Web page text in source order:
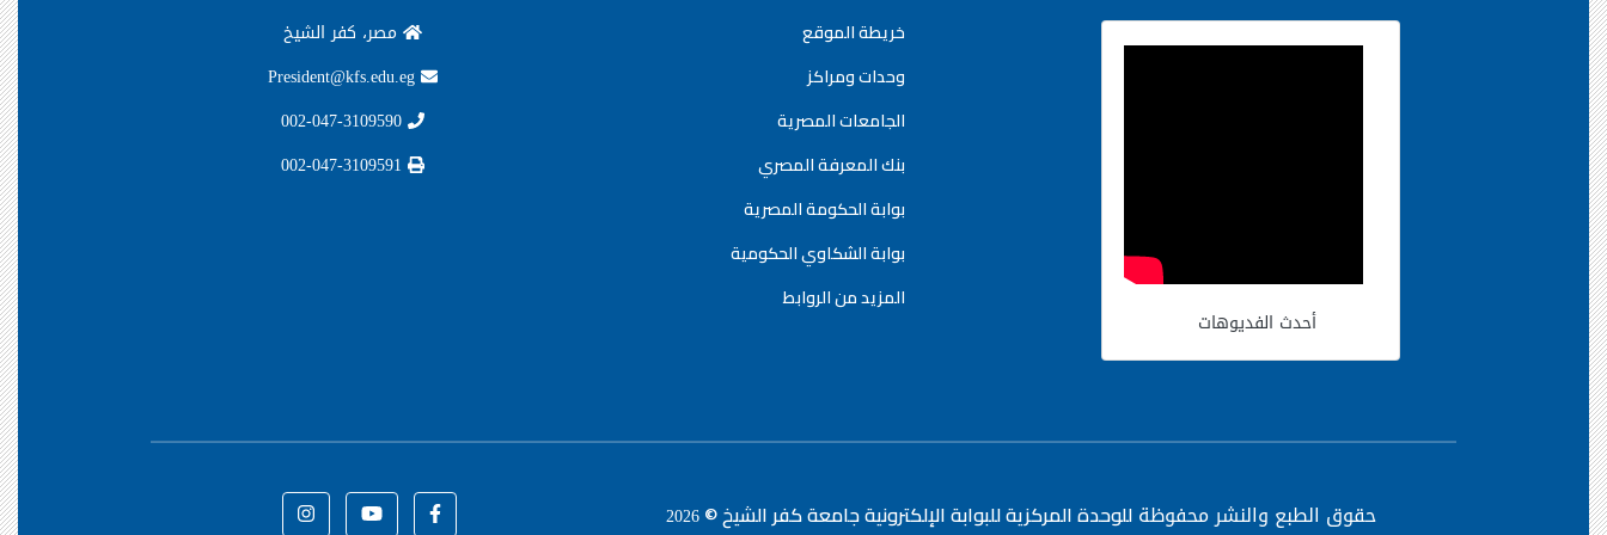
أحدث الفديوهات
خريطة الموقع
وحدات ومراكز
الجامعات المصرية
بنك المعرفة المصري
بوابة الحكومة المصرية
بوابة الشكاوي الحكومية
المزيد من الروابط
مصر، كفر الشيخ
حقوق الطبع والنشر محفوظةللوحدة المركزية للبوابة الإلكترونية جامعة كفر الشيخ ©2026